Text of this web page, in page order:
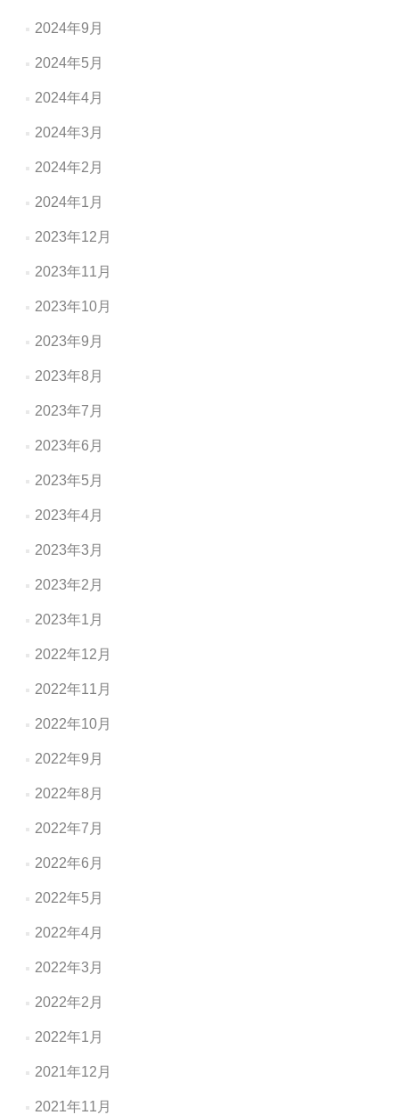
2024年9月
2024年5月
2024年4月
2024年3月
2024年2月
2024年1月
2023年12月
2023年11月
2023年10月
2023年9月
2023年8月
2023年7月
2023年6月
2023年5月
2023年4月
2023年3月
2023年2月
2023年1月
2022年12月
2022年11月
2022年10月
2022年9月
2022年8月
2022年7月
2022年6月
2022年5月
2022年4月
2022年3月
2022年2月
2022年1月
2021年12月
2021年11月